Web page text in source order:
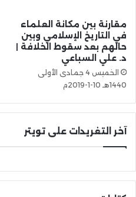
مقارنة بين مكانة العلماء
في التاريخ الإسلامي وبين
حالهم بعد سقوط الخلافة |
د. علي السباعي
الخميس 4 جمادى الأولى
1440هـ 10-1-2019م
آخر التغريدات على تويتر